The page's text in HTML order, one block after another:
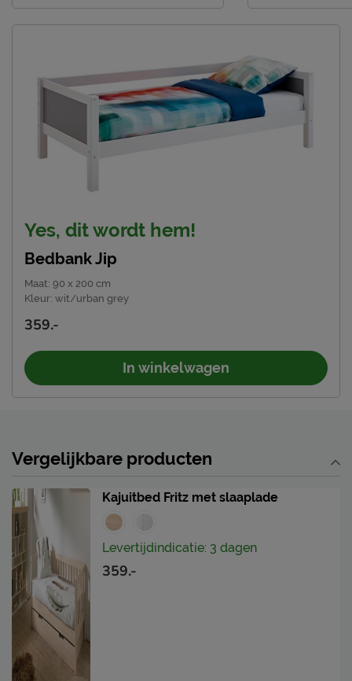
Yes, dit wordt hem!
Bedbank Jip
Maat: 90 x 200 cm
Kleur: wit/urban grey
359.-
In winkelwagen
Vergelijkbare producten
Kajuitbed Fritz met slaaplade
Levertijdindicatie: 3 dagen
359.-